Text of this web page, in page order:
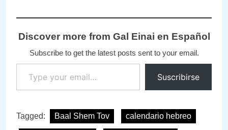
Discover more from Gal Einai en Español
Subscribe to get the latest posts sent to your email.
Type your email…
Suscribirse
Tagged: Baal Shem Tov calendario hebreo